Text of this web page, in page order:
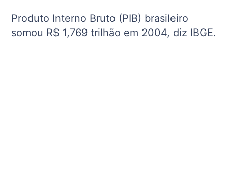
Produto Interno Bruto (PIB) brasileiro
somou R$ 1,769 trilhão em 2004, diz IBGE.